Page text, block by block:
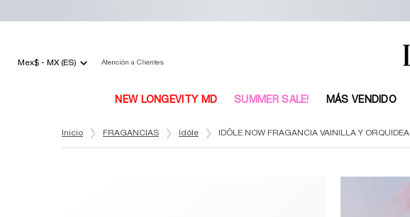
Mex$ - MX (ES) Atención a Clientes
NEW LONGEVITY MD SUMMER SALE! MÁS VENDIDO
Inicio
FRAGANCIAS Idôle IDÔLE NOW FRAGANCIA VAINILLA Y ORQUIDEA